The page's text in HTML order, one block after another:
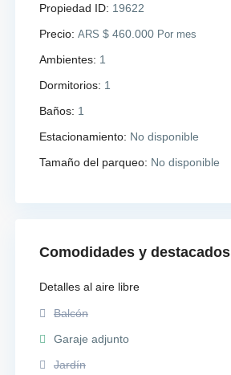
Propiedad ID: 19622
Precio: ARS $ 460.000 Por mes
Ambientes: 1
Dormitorios: 1
Baños: 1
Estacionamiento: No disponible
Tamaño del parqueo: No disponible
Comodidades y destacados
Detalles al aire libre
Balcón
Garaje adjunto
Jardín